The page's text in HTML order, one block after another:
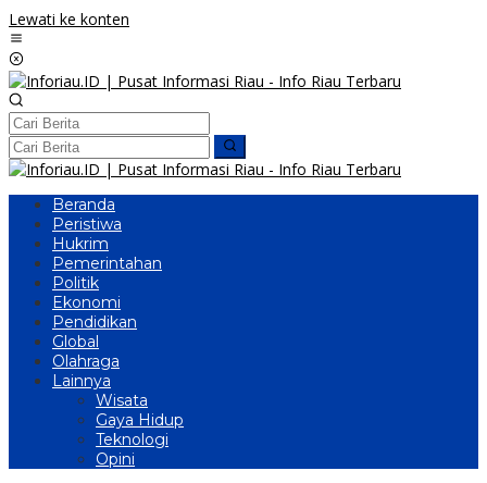
Lewati ke konten
Beranda
Peristiwa
Hukrim
Pemerintahan
Politik
Ekonomi
Pendidikan
Global
Olahraga
Lainnya
Wisata
Gaya Hidup
Teknologi
Opini